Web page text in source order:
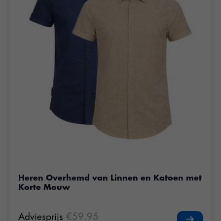
Heren Overhemd van Linnen en Katoen met
Korte Mouw
Adviesprijs €59.95